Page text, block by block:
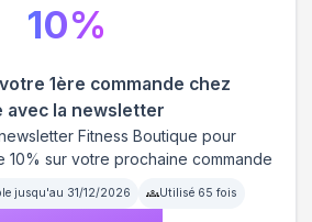
1ère commande chez
avec la newsletter
Fitness Boutique pour
10% sur votre prochaine commande
jusqu'au 31/12/2026 Utilisé 65 fois
10%